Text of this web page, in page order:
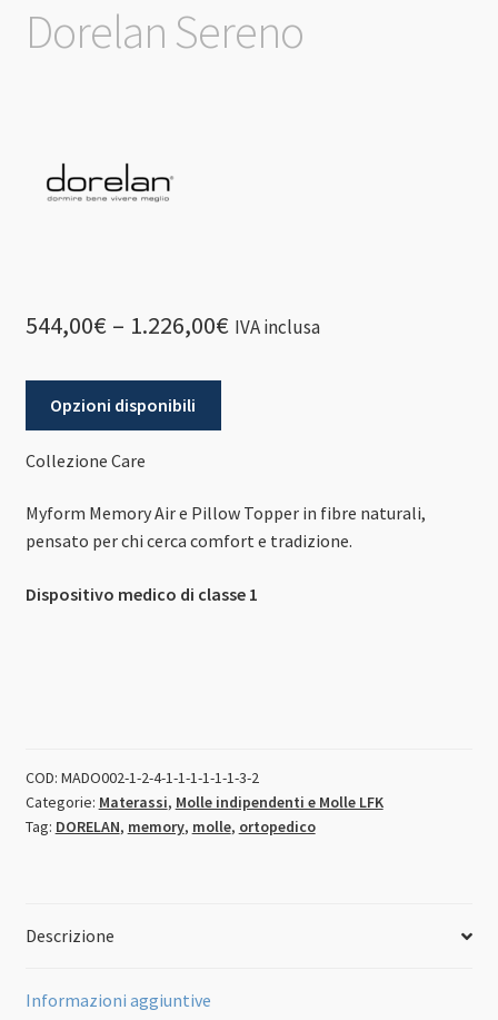
Dorelan Sereno
544,00€– 1.226,00€ IVA inclusa
Opzioni disponibili
Collezione Care
Myform Memory Air e Pillow Topper in fibre naturali,
pensato per chi cerca comfort e tradizione.
Dispositivo medico di classe 1
COD: MADO002-1-2-4-1-1-1-1-1-1-3-2
Categorie: Materassi, Molle indipendenti e Molle LFK
Tag: DORELAN, memory, molle, ortopedico
Descrizione
Informazioni aggiuntive